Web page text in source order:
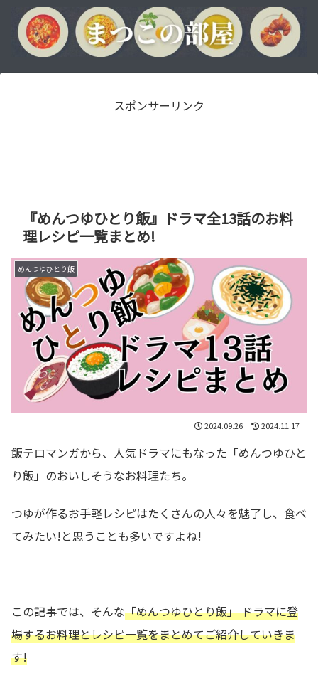
スポンサーリンク
『めんつゆひとり飯』ドラマ全13話のお料
理レシピ一覧まとめ!
めんつゆひとり飯
2024.09.26 2024.11.17
飯テロマンガから、人気ドラマにもなった「めんつゆひと
り飯」のおいしそうなお料理たち。
つゆが作るお手軽レシピはたくさんの人々を魅了し、食べ
てみたい!と思うことも多いですよね!
この記事では、そんな「めんつゆひとり飯」 ドラマに登
場するお料理とレシピ一覧をまとめてご紹介していきま
す!